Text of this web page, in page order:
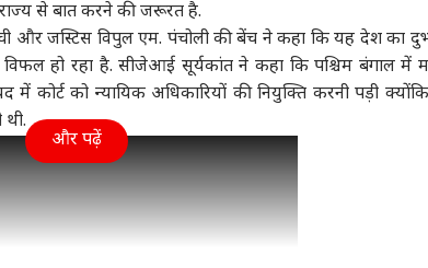
राज्य से बात करने की जरूरत है.
और जस्टिस विपुल एम. पंचोली की बेंच ने कहा कि यह देश का
हो रहा है. सीजेआई सूर्यकांत ने कहा कि पश्चिम बंगाल में
कोर्ट को न्यायिक अधिकारियों की नियुक्ति करनी पड़ी
और पढ़ें
से मिले
मांग
था 1 करोड़ का लोन, चुकाने
के लिए करनी पड़ी सी ग्रेड
फिल्में
रखा ये बड़ा पद, 13 नेताओं
को क्या मिला?